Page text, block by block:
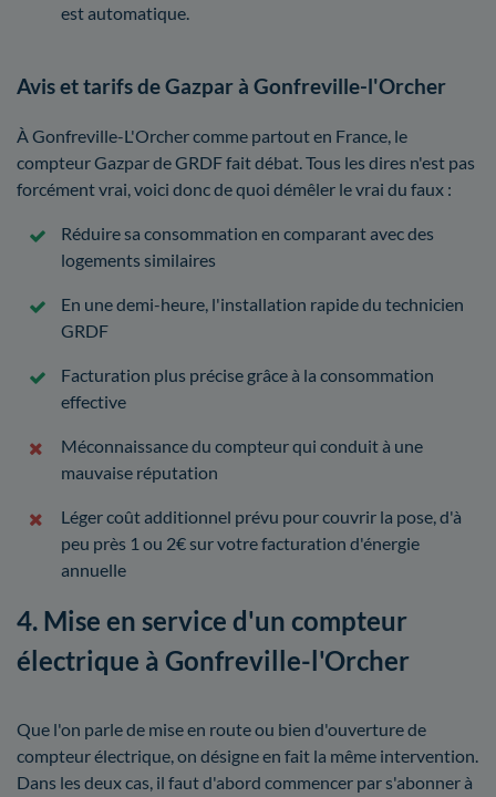
est automatique.
Avis et tarifs de Gazpar à Gonfreville-l'Orcher
À Gonfreville-L'Orcher comme partout en France, le
compteur Gazpar de GRDF fait débat. Tous les dires n'est pas
forcément vrai, voici donc de quoi démêler le vrai du faux :
Réduire sa consommation en comparant avec des
logements similaires
En une demi-heure, l'installation rapide du technicien
GRDF
Facturation plus précise grâce à la consommation
effective
Méconnaissance du compteur qui conduit à une
mauvaise réputation
Léger coût additionnel prévu pour couvrir la pose, d'à
peu près 1 ou 2€ sur votre facturation d'énergie
annuelle
4. Mise en service d'un compteur
électrique à Gonfreville-l'Orcher
Que l'on parle de mise en route ou bien d'ouverture de
compteur électrique, on désigne en fait la même intervention.
Dans les deux cas, il faut d'abord commencer par s'abonner à